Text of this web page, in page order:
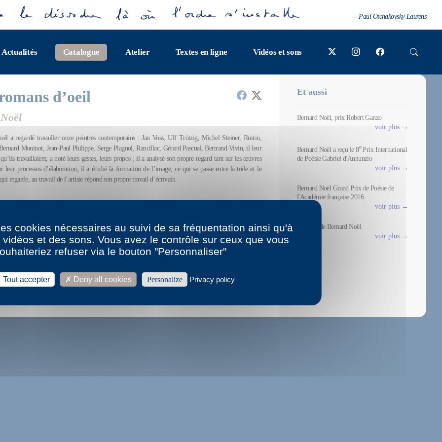
— Paul Otchakovsky-Laurens
Actualités Catalogue Atelier Textes en ligne Vidéos et sons
d’oeil
a regardé travailler onze peintres contemporains : Jan Voss, Ulf Trötzig, Michel Steiner, Rustin,
Moninot, Jean-Paul Philippe, Serge Plagnol, Rancillac, Gérard Pascual, Bertrand Vivin, il leur
travaillaient, a noté leurs gestes, leurs propos ; il a analysé son propre regard tant sur les œuvres
leur processus d’élaboration, il a étudié la formation de l’image, ce qui se passe entre la toile et le
regarde, au travail de l’artiste répond son propre travail d’écrivain.
ce livre en ligne
Et aussi
Bernard Noël, prix Robert Ganzo
voir plus →
Bernard Noël a reçu le 8ePrix International
de Poésie Gabriel d'Annunzio
voir plus →
Bernard Noël Grand Prix de Poésie de
l'Académie française 2016
voir plus →
La mort de Bernard Noël
voir plus →
cookies nécessaires au suivi de sa fréquentation ainsi qu'à
et des sons. Vous avez le contrôle sur ceux que vous
refuser via le bouton "Personnaliser"
Tout accepter Deny all cookies Personalize Privacy policy